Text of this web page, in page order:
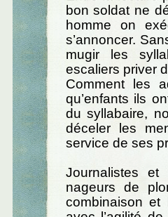
bon soldat ne
homme on
s’annoncer.
mugir les
escaliers priver
Comment les
qu’enfants ils
du syllabaire,
déceler les
service de ses
Journalistes
nageurs de
combinaison et